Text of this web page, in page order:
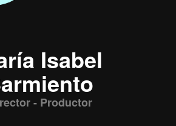
Isabel
- Productor